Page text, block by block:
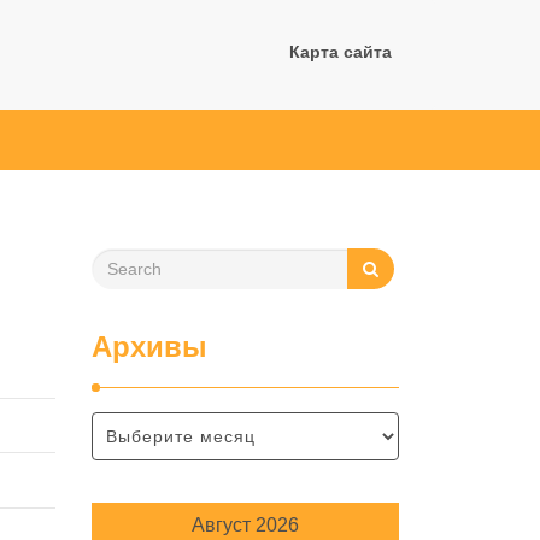
Карта сайта
Архивы
Август 2026